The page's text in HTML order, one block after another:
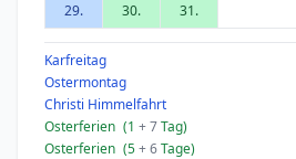
29.
30. 31.
Karfreitag
Ostermontag
Christi Himmelfahrt
Osterferien (1 + 7Tag)
Osterferien (5+ 6Tage)